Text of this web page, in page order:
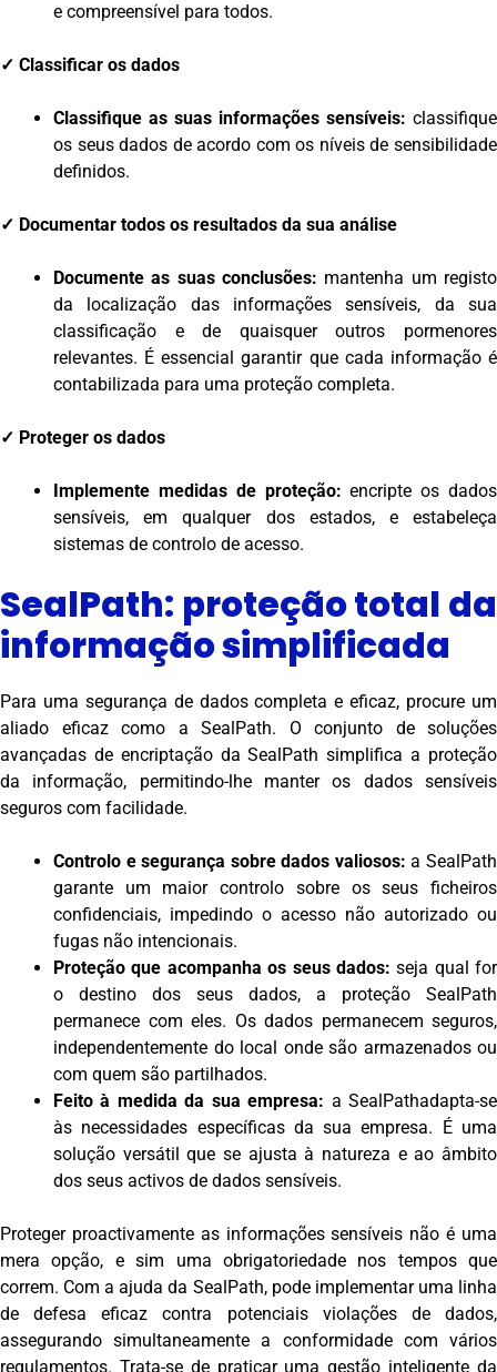
e compreensível para todos.
✓ Classificar os dados
Classifique as suas informações sensíveis: classifique
os seus dados de acordo com os níveis de sensibilidade
definidos.
✓ Documentar todos os resultados da sua análise
Documente as suas conclusões: mantenha um registo
da localização das informações sensíveis, da sua
classificação e de quaisquer outros pormenores
relevantes. É essencial garantir que cada informação é
contabilizada para uma proteção completa.
✓ Proteger os dados
Implemente medidas de proteção: encripte os dados
sensíveis, em qualquer dos estados, e estabeleça
sistemas de controlo de acesso.
SealPath: proteção total da
informação simplificada
Para uma segurança de dados completa e eficaz, procure um
aliado eficaz como a SealPath. O conjunto de soluções
avançadas de encriptação da SealPath simplifica a proteção
da informação, permitindo-lhe manter os dados sensíveis
seguros com facilidade.
Controlo e segurança sobre dados valiosos: a SealPath
garante um maior controlo sobre os seus ficheiros
confidenciais, impedindo o acesso não autorizado ou
fugas não intencionais.
Proteção que acompanha os seus dados: seja qual for
o destino dos seus dados, a proteção SealPath
permanece com eles. Os dados permanecem seguros,
independentemente do local onde são armazenados ou
com quem são partilhados.
Feito à medida da sua empresa: a SealPathadapta-se
às necessidades específicas da sua empresa. É uma
solução versátil que se ajusta à natureza e ao âmbito
dos seus activos de dados sensíveis.
Proteger proactivamente as informações sensíveis não é uma
mera opção, e sim uma obrigatoriedade nos tempos que
correm. Com a ajuda da SealPath, pode implementar uma linha
de defesa eficaz contra potenciais violações de dados,
assegurando simultaneamente a conformidade com vários
regulamentos. Trata-se de praticar uma gestão inteligente da